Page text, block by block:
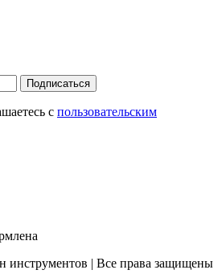
Подписаться
с пользовательским
инструментов | Все права защищены